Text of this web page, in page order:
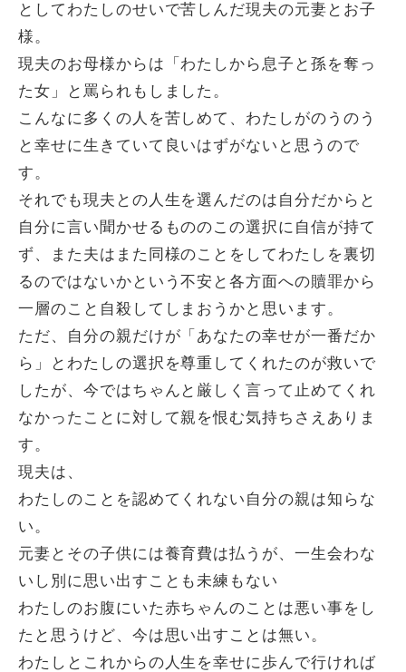
としてわたしのせいで苦しんだ現夫の元妻とお子
様。
現夫のお母様からは「わたしから息子と孫を奪っ
た女」と罵られもしました。
こんなに多くの人を苦しめて、わたしがのうのう
と幸せに生きていて良いはずがないと思うので
す。
それでも現夫との人生を選んだのは自分だからと
自分に言い聞かせるもののこの選択に自信が持て
ず、また夫はまた同様のことをしてわたしを裏切
るのではないかという不安と各方面への贖罪から
一層のこと自殺してしまおうかと思います。
ただ、自分の親だけが「あなたの幸せが一番だか
ら」とわたしの選択を尊重してくれたのが救いで
したが、今ではちゃんと厳しく言って止めてくれ
なかったことに対して親を恨む気持ちさえありま
す。
現夫は、
わたしのことを認めてくれない自分の親は知らな
い。
元妻とその子供には養育費は払うが、一生会わな
いし別に思い出すことも未練もない
わたしのお腹にいた赤ちゃんのことは悪い事をし
たと思うけど、今は思い出すことは無い。
わたしとこれからの人生を幸せに歩んで行ければ